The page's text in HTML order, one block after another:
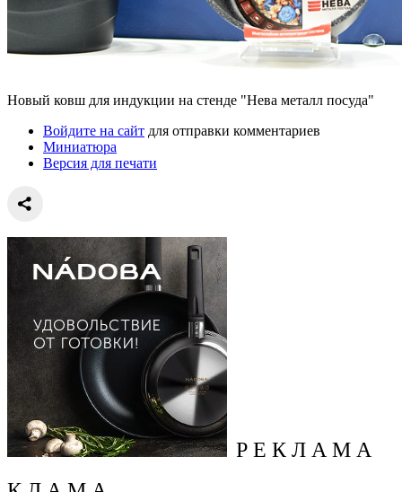
Новый ковш для индукции на стенде "Нева металл посуда"
Войдите на сайт для отправки комментариев
Миниатюра
Версия для печати
Р Е К Л А М А